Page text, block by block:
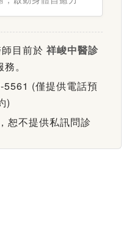
目前於 祥峻中醫診
務。
(僅提供電話預
)
恕不提供私訊問診